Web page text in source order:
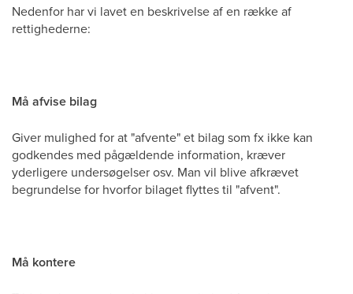
Nedenfor har vi lavet en beskrivelse af en række af
rettighederne:
Må afvise bilag
Giver mulighed for at "afvente" et bilag som fx ikke kan
godkendes med pågældende information, kræver
yderligere undersøgelser osv. Man vil blive afkrævet
begrundelse for hvorfor bilaget flyttes til "afvent".
Må kontere